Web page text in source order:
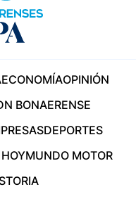
ECONOMÍAOPINIÓN
BONAERENSE
DEPORTES
MUNDO MOTOR